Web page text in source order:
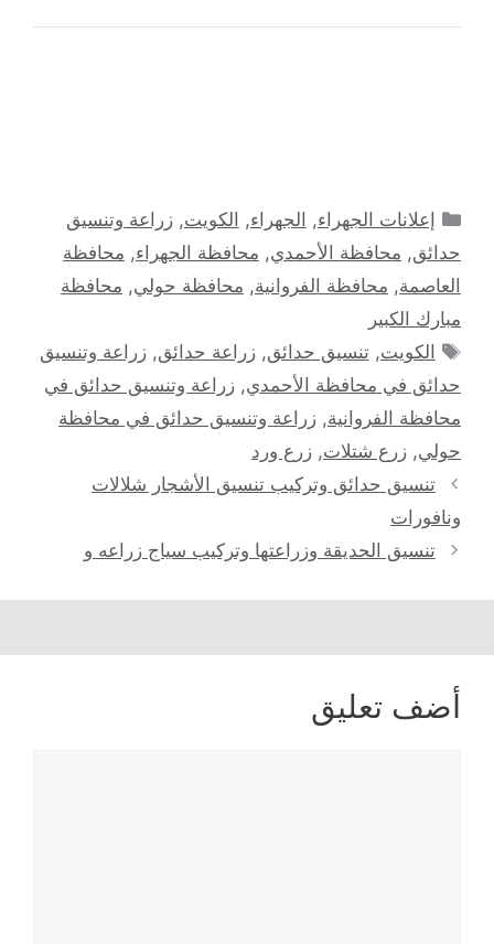
التصنيفات
إعلانات الجهراء, الجهراء, الكويت,زراعة وتنسيق
حدائق, محافظة الأحمدي, محافظة الجهراء, محافظة
العاصمة, محافظة الفروانية, محافظة حولي, محافظة
مبارك الكبير
الوسوم
الكويت,تنسيق حدائق,زراعة حدائق,زراعة وتنسيق
حدائق في محافظة الأحمدي, زراعة وتنسيق حدائق في
محافظة الفروانية, زراعة وتنسيق حدائق في محافظة
حولي, زرع شتلات, زرع ورد
تصفّح
المقالات
تنسيق حدائق وتركيب تنسيق الأشجار شلالات
ونافورات
تنسيق الحديقة وزراعتها وتركيب سياج زراعه و
أضف تعليق